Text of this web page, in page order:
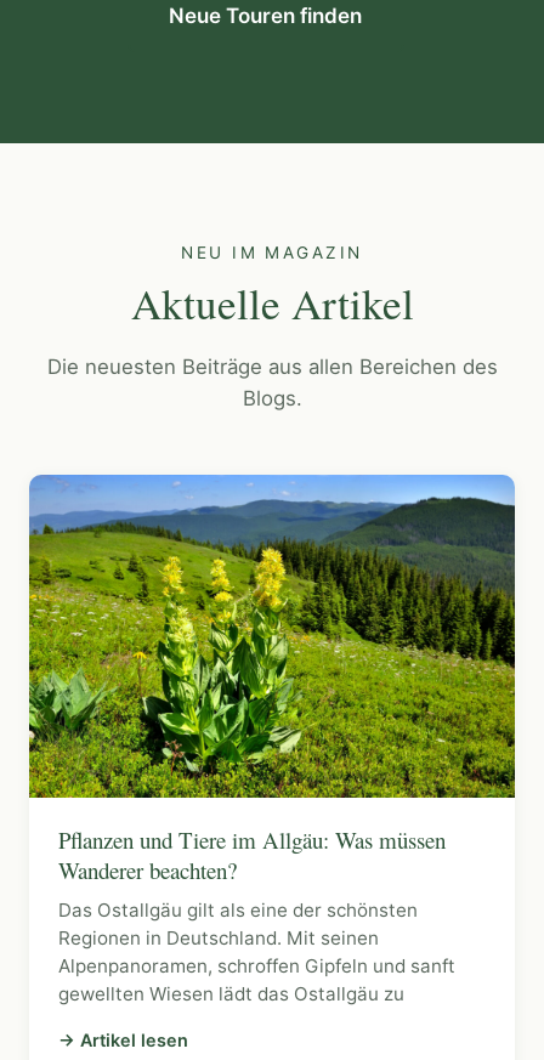
Neue Touren finden
NEU IM MAGAZIN
Aktuelle Artikel
Die neuesten Beiträge aus allen Bereichen des
Blogs.
Pflanzen und Tiere im Allgäu: Was müssen
Wanderer beachten?
Das Ostallgäu gilt als eine der schönsten
Regionen in Deutschland. Mit seinen
Alpenpanoramen, schroffen Gipfeln und sanft
gewellten Wiesen lädt das Ostallgäu zu
→ Artikel lesen